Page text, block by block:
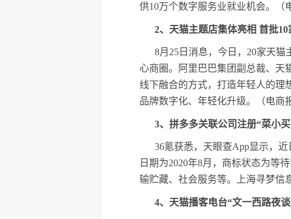
供10万个数字服务业就业机会。（
2、天猫主题店集体亮相 首批
8月25日消息，今日，20家天
心商圈。阿里巴巴集团副总裁、天
线下融合的方式，打造年轻人的理
品牌数字化、年轻化升级。（电商
3、拼多多关联公司注册“菜小
36氪获悉，天眼查App显示，
日期为2020年8月，商标状态为等
输贮藏、社会服务等。上海寻梦信
4、天猫播客电台“文一西路夜